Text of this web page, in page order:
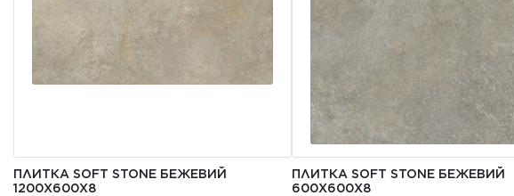
ПЛИТКА SOFT STONE БЕЖЕВИЙ
1200Х600Х8
ПЛИТКА SOFT STONE БЕЖЕВИЙ
600Х600Х8